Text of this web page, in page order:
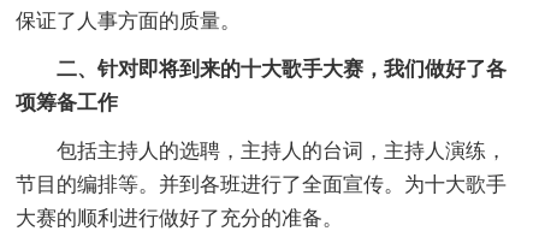
保证了人事方面的质量。
二、针对即将到来的十大歌手大赛，我们做好了各
项筹备工作
包括主持人的选聘，主持人的台词，主持人演练，
节目的编排等。并到各班进行了全面宣传。为十大歌手
大赛的顺利进行做好了充分的准备。